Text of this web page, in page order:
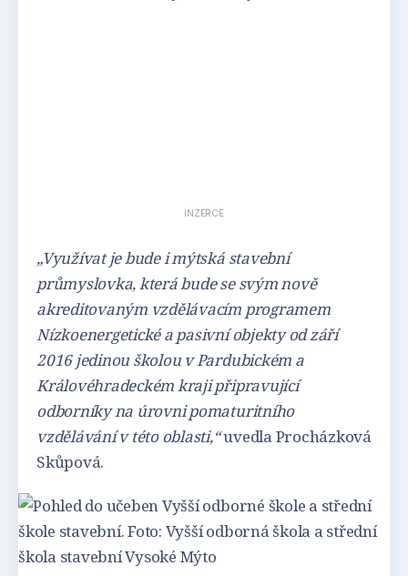
INZERCE
„Využívat je bude i mýtská stavební
průmyslovka, která bude se svým nově
akreditovaným vzdělávacím programem
Nízkoenergetické a pasivní objekty od září
2016 jedinou školou v Pardubickém a
Královéhradeckém kraji připravující
odborníky na úrovni pomaturitního
vzdělávání v této oblasti,“uvedla Procházková
Skůpová.